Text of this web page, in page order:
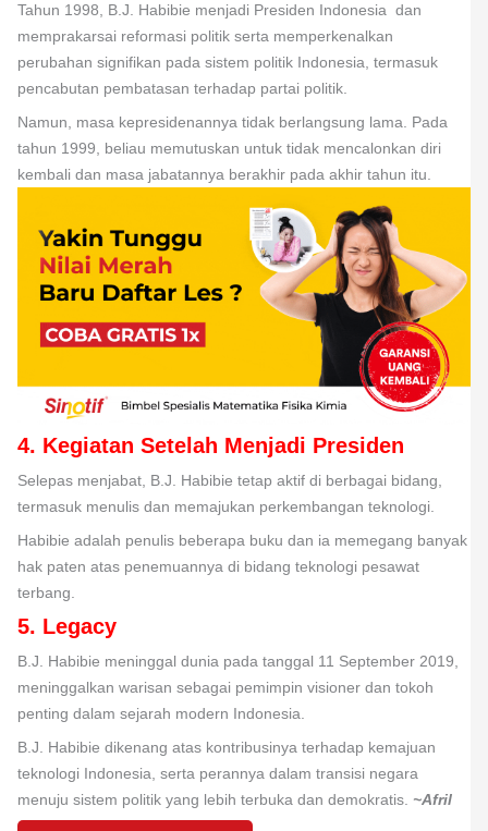
Tahun 1998, B.J. Habibie menjadi Presiden Indonesia dan
memprakarsai reformasi politik serta memperkenalkan
perubahan signifikan pada sistem politik Indonesia, termasuk
pencabutan pembatasan terhadap partai politik.
Namun, masa kepresidenannya tidak berlangsung lama. Pada
tahun 1999, beliau memutuskan untuk tidak mencalonkan diri
kembali dan masa jabatannya berakhir pada akhir tahun itu.
4. Kegiatan Setelah Menjadi Presiden
Selepas menjabat, B.J. Habibie tetap aktif di berbagai bidang,
termasuk menulis dan memajukan perkembangan teknologi.
Habibie adalah penulis beberapa buku dan ia memegang banyak
hak paten atas penemuannya di bidang teknologi pesawat
terbang.
5. Legacy
B.J. Habibie meninggal dunia pada tanggal 11 September 2019,
meninggalkan warisan sebagai pemimpin visioner dan tokoh
penting dalam sejarah modern Indonesia.
B.J. Habibie dikenang atas kontribusinya terhadap kemajuan
teknologi Indonesia, serta perannya dalam transisi negara
menuju sistem politik yang lebih terbuka dan demokratis. ~Afril